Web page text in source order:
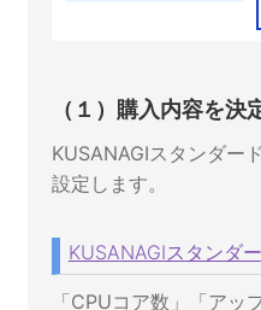
（１）購入内容を決
KUSANAGIスタンダー
設定します。
KUSANAGIスタンダ
「CPUコア数」「アッ